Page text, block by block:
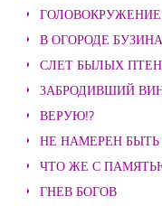
В ОГОРОДЕ
СЛЕТ БЫЛЫХ
ЗАБРОДИВШИЙ
ВЕРУЮ!?
НЕ НАМЕРЕН
ЧТО ЖЕ С
ГНЕВ БОГОВ